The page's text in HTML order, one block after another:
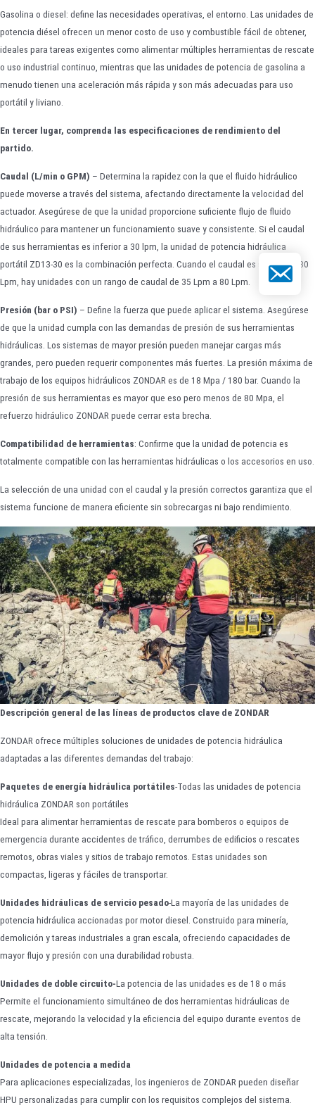
Gasolina o diesel: define las necesidades operativas, el entorno. Las unidades de
potencia diésel ofrecen un menor costo de uso y combustible fácil de obtener,
ideales para tareas exigentes como alimentar múltiples herramientas de rescate
o uso industrial continuo, mientras que las unidades de potencia de gasolina a
menudo tienen una aceleración más rápida y son más adecuadas para uso
portátil y liviano.
En tercer lugar, comprenda las especificaciones de rendimiento del
partido.
Caudal (L/min o GPM) – Determina la rapidez con la que el fluido hidráulico
puede moverse a través del sistema, afectando directamente la velocidad del
actuador. Asegúrese de que la unidad proporcione suficiente flujo de fluido
hidráulico para mantener un funcionamiento suave y consistente. Si el caudal
de sus herramientas es inferior a 30 lpm, la unidad de potencia hidráulica
portátil ZD13-30 es la combinación perfecta. Cuando el caudal es superior a 30
Lpm, hay unidades con un rango de caudal de 35 Lpm a 80 Lpm.
Presión (bar o PSI) – Define la fuerza que puede aplicar el sistema. Asegúrese
de que la unidad cumpla con las demandas de presión de sus herramientas
hidráulicas. Los sistemas de mayor presión pueden manejar cargas más
grandes, pero pueden requerir componentes más fuertes. La presión máxima de
trabajo de los equipos hidráulicos ZONDAR es de 18 Mpa / 180 bar. Cuando la
presión de sus herramientas es mayor que eso pero menos de 80 Mpa, el
refuerzo hidráulico ZONDAR puede cerrar esta brecha.
Compatibilidad de herramientas: Confirme que la unidad de potencia es
totalmente compatible con las herramientas hidráulicas o los accesorios en uso.
La selección de una unidad con el caudal y la presión correctos garantiza que el
sistema funcione de manera eficiente sin sobrecargas ni bajo rendimiento.
Descripción general de las líneas de productos clave de ZONDAR
ZONDAR ofrece múltiples soluciones de unidades de potencia hidráulica
adaptadas a las diferentes demandas del trabajo:
Paquetes de energía hidráulica portátiles-Todas las unidades de potencia
hidráulica ZONDAR son portátiles
Ideal para alimentar herramientas de rescate para bomberos o equipos de
emergencia durante accidentes de tráfico, derrumbes de edificios o rescates
remotos, obras viales y sitios de trabajo remotos. Estas unidades son
compactas, ligeras y fáciles de transportar.
Unidades hidráulicas de servicio pesado-La mayoría de las unidades de
potencia hidráulica accionadas por motor diesel. Construido para minería,
demolición y tareas industriales a gran escala, ofreciendo capacidades de
mayor flujo y presión con una durabilidad robusta.
Unidades de doble circuito-La potencia de las unidades es de 18 o más
Permite el funcionamiento simultáneo de dos herramientas hidráulicas de
rescate, mejorando la velocidad y la eficiencia del equipo durante eventos de
alta tensión.
Unidades de potencia a medida
Para aplicaciones especializadas, los ingenieros de ZONDAR pueden diseñar
HPU personalizadas para cumplir con los requisitos complejos del sistema.
Correo